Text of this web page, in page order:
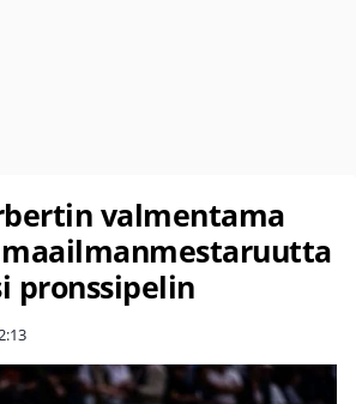
valmentama
pronssipelin